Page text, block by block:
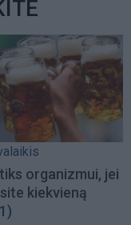
organizmui, jei
kiekvieną